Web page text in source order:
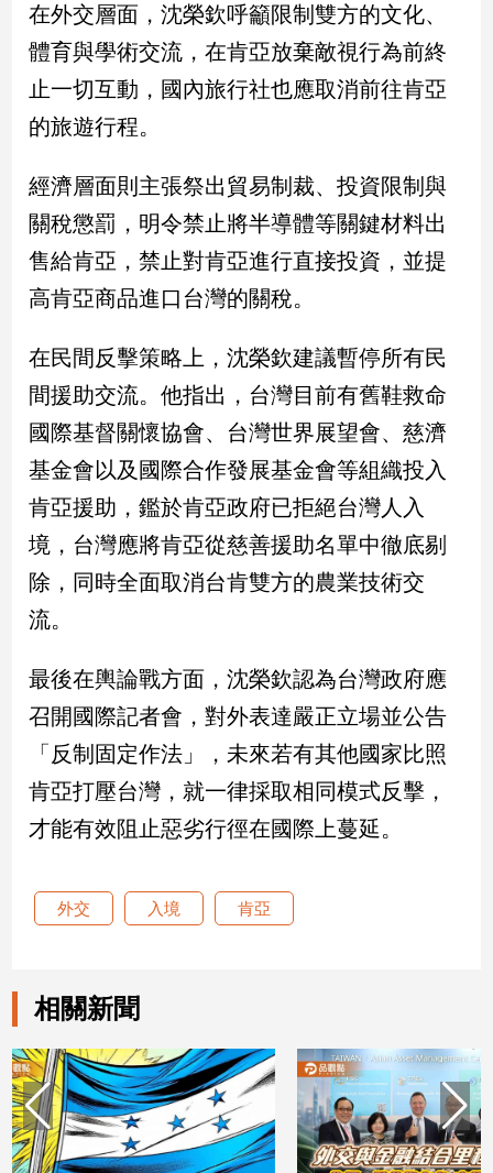
南
台
灣
觀
南
台
灣
觀
點
娛
樂
娛
樂
聞
流
行/
時
尚
星
生
活
建
設
遊/
食
星
座/
命
理
在外交層面，沈榮欽呼籲限制雙方的文化、
體育與學術交流，在肯亞放棄敵視行為前終
止一切互動，國內旅行社也應取消前往肯亞
的旅遊行程。
經濟層面則主張祭出貿易制裁、投資限制與
關稅懲罰，明令禁止將半導體等關鍵材料出
售給肯亞，禁止對肯亞進行直接投資，並提
高肯亞商品進口台灣的關稅。
在民間反擊策略上，沈榮欽建議暫停所有民
間援助交流。他指出，台灣目前有舊鞋救命
國際基督關懷協會、台灣世界展望會、慈濟
基金會以及國際合作發展基金會等組織投入
肯亞援助，鑑於肯亞政府已拒絕台灣人入
境，台灣應將肯亞從慈善援助名單中徹底剔
除，同時全面取消台肯雙方的農業技術交
流。
最後在輿論戰方面，沈榮欽認為台灣政府應
召開國際記者會，對外表達嚴正立場並公告
「反制固定作法」，未來若有其他國家比照
肯亞打壓台灣，就一律採取相同模式反擊，
才能有效阻止惡劣行徑在國際上蔓延。
外交 入境 肯亞
相關新聞